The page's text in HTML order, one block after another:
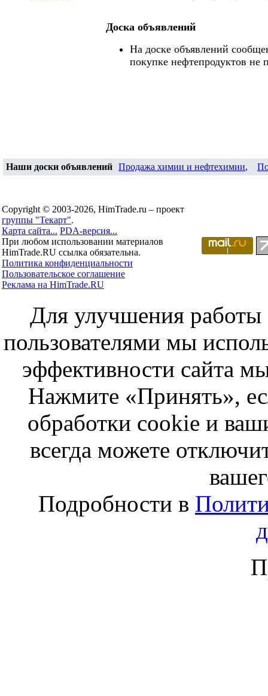
Доска объявлений
На доске объявлений
покупке нефтепродуктов не
Наши доски объявлений Продажа химии и нефтехимии,
Copyright © 2003-2026, HimTrade.ru – проект
группы "Текарт".
Карта сайта... PDA-версия...
При любом использовании материалов
HimTrade.RU ссылка обязательна.
Политика конфиденциальности
Пользовательское соглашение
Реклама на HimTrade.RU
Для улучшения работы
пользователями мы
эффективности сайта
Нажмите «Принять»,
обработки cookie и
всегда можете
Подробности в